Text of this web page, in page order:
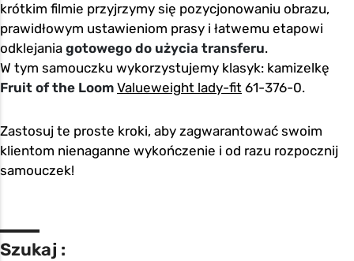
krótkim filmie przyjrzymy się pozycjonowaniu obrazu,
prawidłowym ustawieniom prasy i łatwemu etapowi
odklejania gotowego do użycia transferu.
W tym samouczku wykorzystujemy klasyk: kamizelkę
Fruit of the Loom Valueweight lady-fit 61-376-0.
Zastosuj te proste kroki, aby zagwarantować swoim
klientom nienaganne wykończenie i od razu rozpocznij
samouczek!
Szukaj :